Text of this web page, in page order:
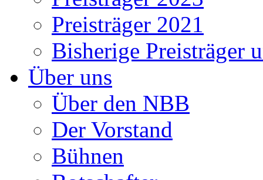
Preisträger 2021
Bisherige Preisträger
Über uns
Über den NBB
Der Vorstand
Bühnen